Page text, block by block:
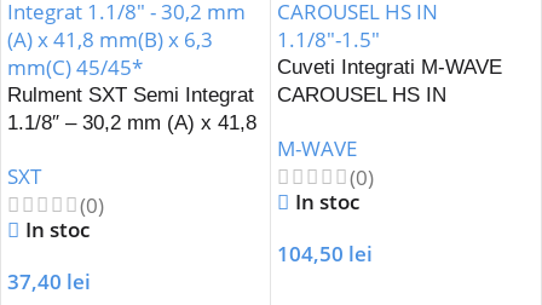
Rulment SXT Semi Integrat
1.1/8″ – 30,2 mm (A) x 41,8
SXT
(0)
In stoc
37,40 lei
Cuveti Integrati M-WAVE
CAROUSEL HS IN
M-WAVE
(0)
In stoc
104,50 lei